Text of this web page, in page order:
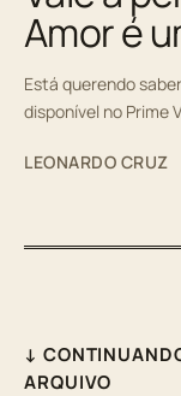
Amor é
Está querendo
disponível no Prime
LEONARDO CRUZ
↓
ARQUIVO